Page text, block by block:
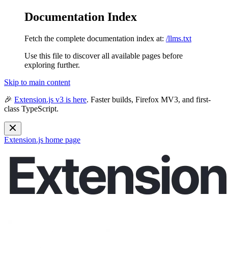
Documentation Index
Fetch the complete documentation index at: /llms.txt
Use this file to discover all available pages before
exploring further.
Skip to main content
🎉 Extension.js v3 is here. Faster builds, Firefox MV3, and first-
class TypeScript.
Extension.js home page